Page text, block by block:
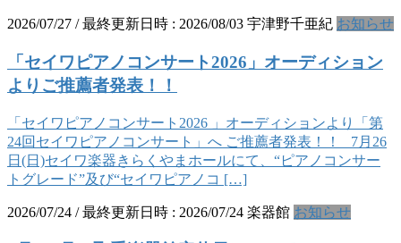
2026/07/27 / 最終更新日時 : 2026/08/03 宇津野千亜紀 お知らせ
「セイワピアノコンサート2026」オーディション
よりご推薦者発表！！
「セイワピアノコンサート2026 」オーディションより「第
24回セイワピアノコンサート」へ ご推薦者発表！！ 7月26
日(日)セイワ楽器きらくやまホールにて、“ピアノコンサー
トグレード”及び“セイワピアノコ […]
2026/07/24 / 最終更新日時 : 2026/07/24 楽器館 お知らせ